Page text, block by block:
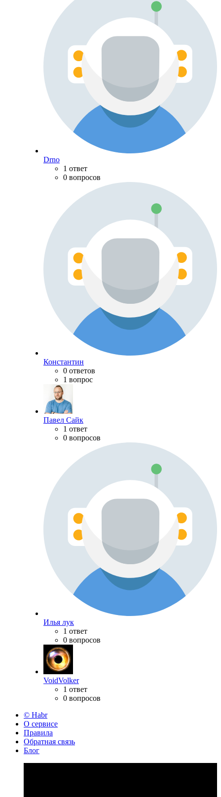
Drno
1 ответ
0 вопросов
Константин
0 ответов
1 вопрос
Павел Сайк
1 ответ
0 вопросов
Илья лук
1 ответ
0 вопросов
VoidVolker
1 ответ
0 вопросов
© Habr
О сервисе
Правила
Обратная связь
Блог